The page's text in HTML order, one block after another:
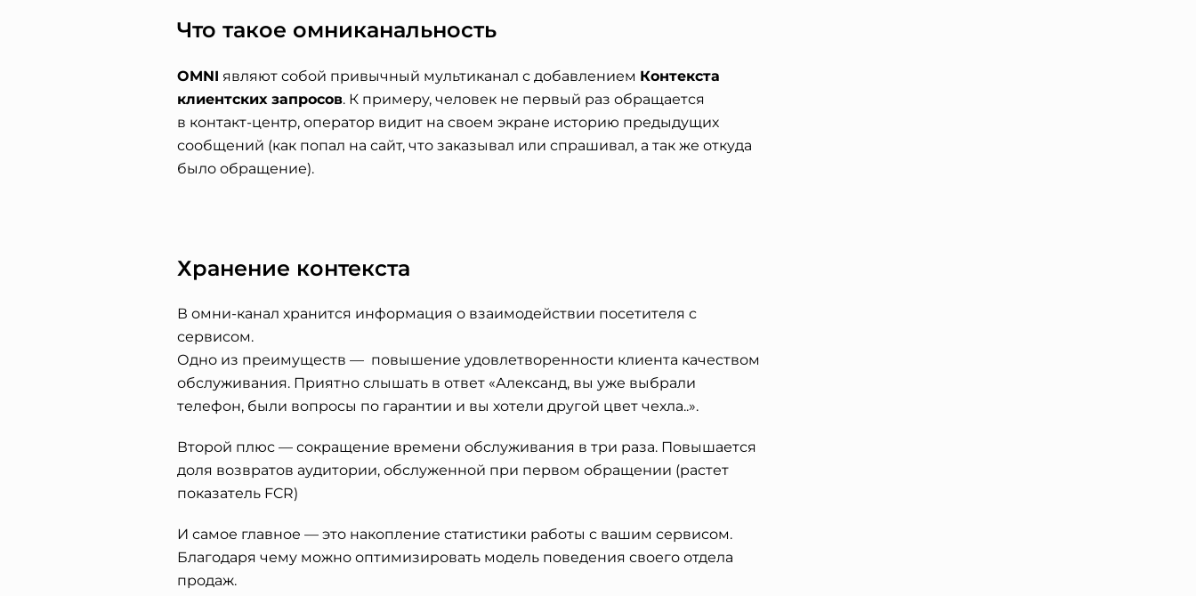
Что такое омниканальность
OMNI являют собой привычный мультиканал с добавлением Контекста
клиентских запросов. К примеру, человек не первый раз обращается
в контакт-центр, оператор видит на своем экране историю предыдущих
сообщений (как попал на сайт, что заказывал или спрашивал, а так же откуда
было обращение).
Хранение контекста
В омни-канал хранится информация о взаимодействии посетителя с
сервисом.
Одно из преимуществ — повышение удовлетворенности клиента качеством
обслуживания. Приятно слышать в ответ «Александ, вы уже выбрали
телефон, были вопросы по гарантии и вы хотели другой цвет чехла..».
Второй плюс — сокращение времени обслуживания в три раза. Повышается
доля возвратов аудитории, обслуженной при первом обращении (растет
показатель FCR)
И самое главное — это накопление статистики работы с вашим сервисом.
Благодаря чему можно оптимизировать модель поведения своего отдела
продаж.